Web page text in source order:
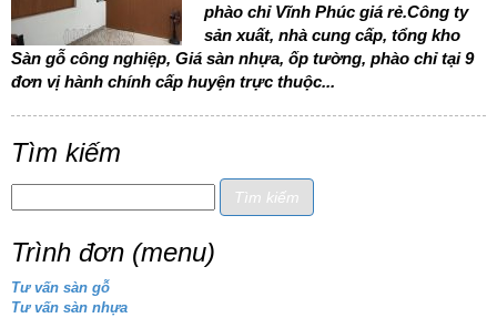
phào chỉ Vĩnh Phúc giá rẻ.Công ty
sản xuất, nhà cung cấp, tổng kho
Sàn gỗ công nghiệp, Giá sàn nhựa, ốp tường, phào chỉ tại 9
đơn vị hành chính cấp huyện trực thuộc...
Tìm kiếm
Trình đơn (menu)
Tư vấn sàn gỗ
Tư vấn sàn nhựa